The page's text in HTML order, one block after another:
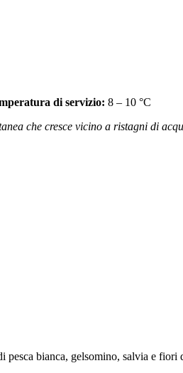
di servizio: 8 – 10 °C
che cresce vicino a ristagni di
pesca bianca, gelsomino, salvia e fiori